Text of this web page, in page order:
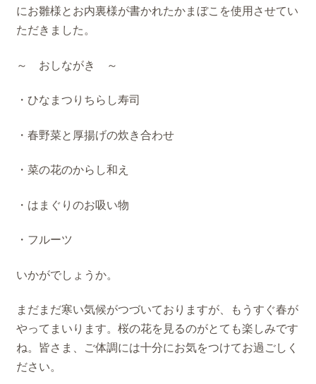
にお雛様とお内裏様が書かれたかまぼこを使用させてい
ただきました。
～ おしながき ～
・ひなまつりちらし寿司
・春野菜と厚揚げの炊き合わせ
・菜の花のからし和え
・はまぐりのお吸い物
・フルーツ
いかがでしょうか。
まだまだ寒い気候がつづいておりますが、もうすぐ春が
やってまいります。桜の花を見るのがとても楽しみです
ね。皆さま、ご体調には十分にお気をつけてお過ごしく
ださい。